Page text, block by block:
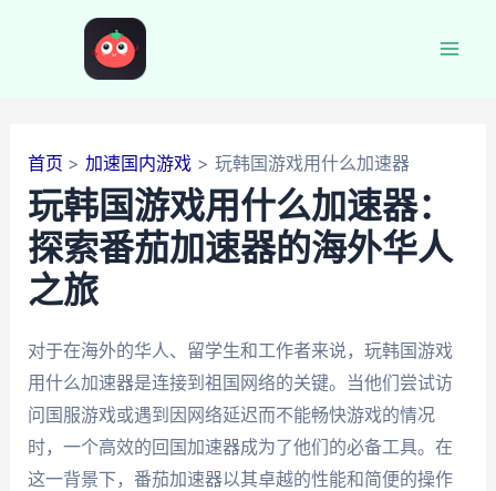
首页 加速国内游戏 玩韩国游戏用什么加速器
玩韩国游戏用什么加速器：
探索番茄加速器的海外华人
之旅
对于在海外的华人、留学生和工作者来说，玩韩国游戏
用什么加速器是连接到祖国网络的关键。当他们尝试访
问国服游戏或遇到因网络延迟而不能畅快游戏的情况
时，一个高效的回国加速器成为了他们的必备工具。在
这一背景下，番茄加速器以其卓越的性能和简便的操作